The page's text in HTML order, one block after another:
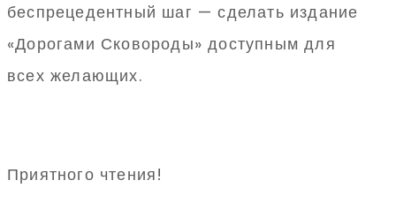
беспрецедентный шаг — сделать издание
«Дорогами Сковороды» доступным для
всех желающих.
Приятного чтения!